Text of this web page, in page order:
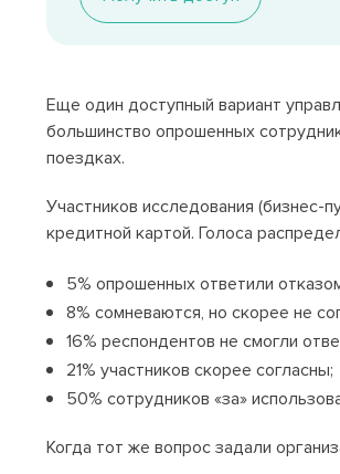
Еще один доступный вариант
большинство опрошенных
поездках.
Участников исследования (бизнес-
кредитной картой. Голоса
5% опрошенных ответили
8% сомневаются, но скорее не
16% респондентов не смогли
21% участников скорее согласны;
50% сотрудников «за»
Когда тот же вопрос задали